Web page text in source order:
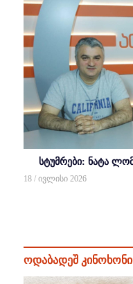
სტუმრები: ნატა
18 / ივლისი 2026
ოდაბადეშ კინოხონი